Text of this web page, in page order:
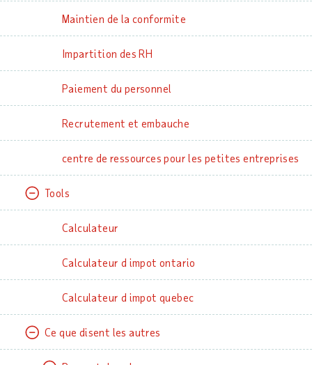
Maintien de la conformite
Impartition des RH
Paiement du personnel
Recrutement et embauche
centre de ressources pour les petites entreprises
Tools
Calculateur
Calculateur d impot ontario
Calculateur d impot quebec
Ce que disent les autres